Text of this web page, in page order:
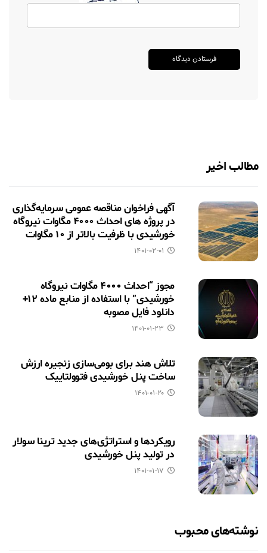
مطالب اخیر
آگهی فراخوان مناقصه عمومی سرمایه‌گذاری
در پروژه های احداث ۴۰۰۰ مگاوات نیروگاه
خورشیدی با ظرفیت بالاتر از ۱۰ مگاوات
۱۴۰۱-۰۲-۰۱
مجوز “احداث ۴۰۰۰ مگاوات نیروگاه
خورشیدی” با استفاده از منابع ماده ۱۲+
دانلود فایل مصوبه
۱۴۰۱-۰۱-۲۳
تلاش هند برای بومی‌سازی زنجیره ارزش
ساخت پنل خورشیدی فتوولتاییک
۱۴۰۱-۰۱-۲۰
رویکردها و استراتژی‌های جدید ترینا سولار
در تولید پنل خورشیدی
۱۴۰۱-۰۱-۱۷
نوشته‌های محبوب